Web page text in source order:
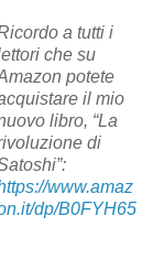
a tutti i
che su
potete
il mio
libro, “La
di
www.amaz
dp/B0FYH65